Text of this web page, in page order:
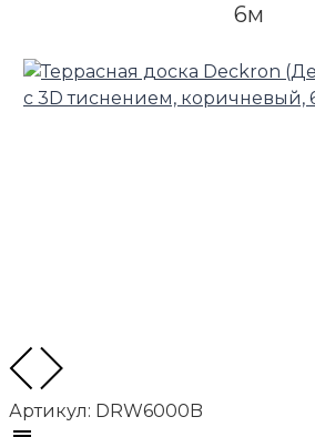
6м
Артикул: DRW6000B